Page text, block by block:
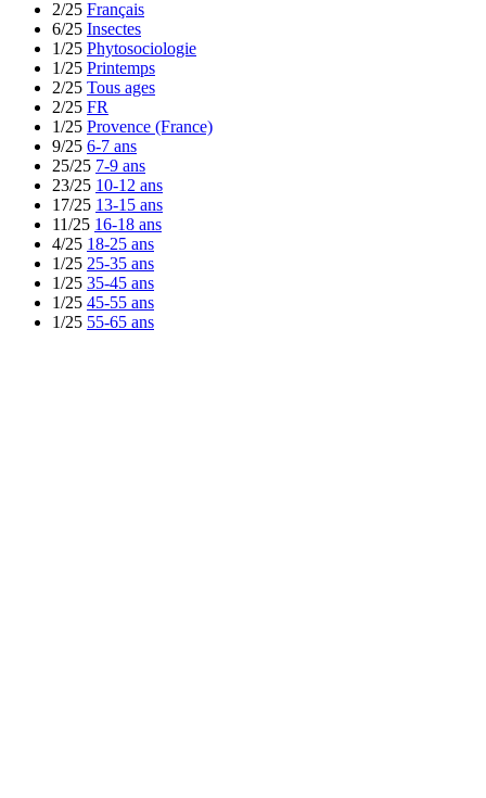
2/25 Français
6/25 Insectes
1/25 Phytosociologie
1/25 Printemps
2/25 Tous ages
2/25 FR
1/25 Provence (France)
9/25 6-7 ans
25/25 7-9 ans
23/25 10-12 ans
17/25 13-15 ans
11/25 16-18 ans
4/25 18-25 ans
1/25 25-35 ans
1/25 35-45 ans
1/25 45-55 ans
1/25 55-65 ans